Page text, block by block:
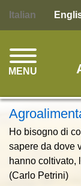
Italian
MENU
Ho bisogno di
sapere da dove
hanno coltivato,
(Carlo Petrini)